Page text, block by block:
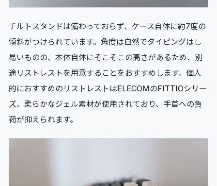
チルトスタンドは備わっておらず、ケース自体に約7度の
傾斜がつけられています。角度は自然でタイピングはし
易いものの、本体自体にそこそこの高さがあるため、別
途リストレストを用意することをおすすめします。個人
的におすすめのリストレストはELECOMのFITTIOシリー
ズ。柔らかなジェル素材が使用されており、手首への負
荷が抑えられます。